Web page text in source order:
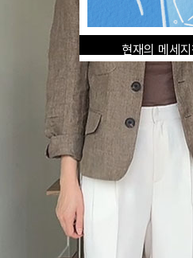
현재의 메세